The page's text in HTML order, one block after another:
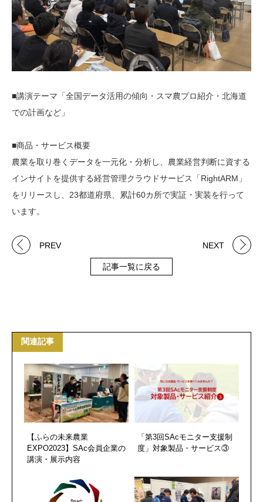
■講演テーマ「全国データ活用の傾向・スマ農プロ紹介・北海道
での計画など」
■商品・サービス概要
農業を取り巻くデータを一元化・分析し、農業経営判断に資する
インサイトを提供する経営管理クラウドサービス「RightARM」
をリリースし、23都道府県、累計60カ所で実証・実装を行って
います。
PREV
記事一覧に戻る
NEXT
関連記事
【ふらの未来農業
EXPO2023】SAc会員企業の
講演・展示内容
「第3回SAcモニター支援制
度」対象製品・サービス③